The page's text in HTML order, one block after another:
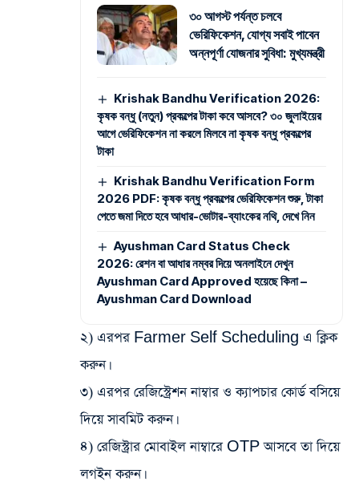
৩০ আগস্ট পর্যন্ত চলবে
ভেরিফিকেশন, যোগ্য সবাই পাবেন
অন্নপূর্ণা যোজনার সুবিধা: মুখ্যমন্ত্রী
Krishak Bandhu Verification 2026:
কৃষক বন্ধু (নতুন) প্রকল্পের টাকা কবে আসবে? ৩০ জুলাইয়ের
আগে ভেরিফিকেশন না করলে মিলবে না কৃষক বন্ধু প্রকল্পের
টাকা
Krishak Bandhu Verification Form
2026 PDF: কৃষক বন্ধু প্রকল্পের ভেরিফিকেশন শুরু, টাকা
পেতে জমা দিতে হবে আধার-ভোটার-ব্যাংকের নথি, দেখে নিন
Ayushman Card Status Check
2026: রেশন বা আধার নম্বর দিয়ে অনলাইনে দেখুন
Ayushman Card Approved হয়েছে কিনা –
Ayushman Card Download
২) এরপর Farmer Self Scheduling এ ক্লিক
করুন।
৩) এরপর রেজিস্ট্রেশন নাম্বার ও ক্যাপচার কোর্ড বসিয়ে
দিয়ে সাবমিট করুন।
৪) রেজিস্ট্রার মোবাইল নাম্বারে OTP আসবে তা দিয়ে
লগইন করুন।